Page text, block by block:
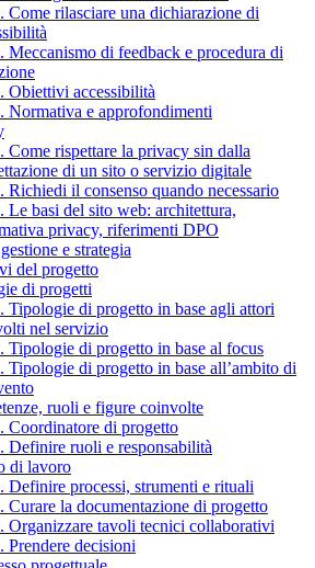
Come rilasciare una dichiarazione di
Meccanismo di feedback e procedura di
Obiettivi accessibilità
Normativa e approfondimenti
Come rispettare la privacy sin dalla
di un sito o servizio digitale
Richiedi il consenso quando necessario
Le basi del sito web: architettura,
privacy, riferimenti DPO
e strategia
del progetto
di progetti
Tipologie di progetto in base agli attori
nel servizio
Tipologie di progetto in base al focus
Tipologie di progetto in base all’ambito di
ruoli e figure coinvolte
Coordinatore di progetto
Definire ruoli e responsabilità
di lavoro
Definire processi, strumenti e rituali
Curare la documentazione di progetto
Organizzare tavoli tecnici collaborativi
Prendere decisioni